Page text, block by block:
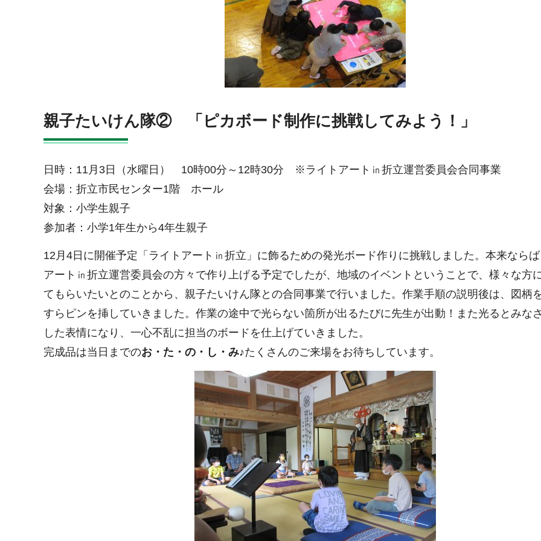
親子たいけん隊② 「ピカボード制作に挑戦してみよう！」
日時：11月3日（水曜日） 10時00分～12時30分 ※ライトアート㏌折立運営委員会合同事業
会場：折立市民センター1階 ホール
対象：小学生親子
参加者：小学1年生から4年生親子
12月4日に開催予定「ライトアート㏌折立」に飾るための発光ボード作りに挑戦しました。本来なら
アート㏌折立運営委員会の方々で作り上げる予定でしたが、地域のイベントということで、様々な方
てもらいたいとのことから、親子たいけん隊との合同事業で行いました。作業手順の説明後は、図柄
すらピンを挿していきました。作業の途中で光らない箇所が出るたびに先生が出動！また光るとみな
した表情になり、一心不乱に担当のボードを仕上げていきました。
完成品は当日までのお ・た・の・し・み♪たくさんのご来場をお待ちしています。